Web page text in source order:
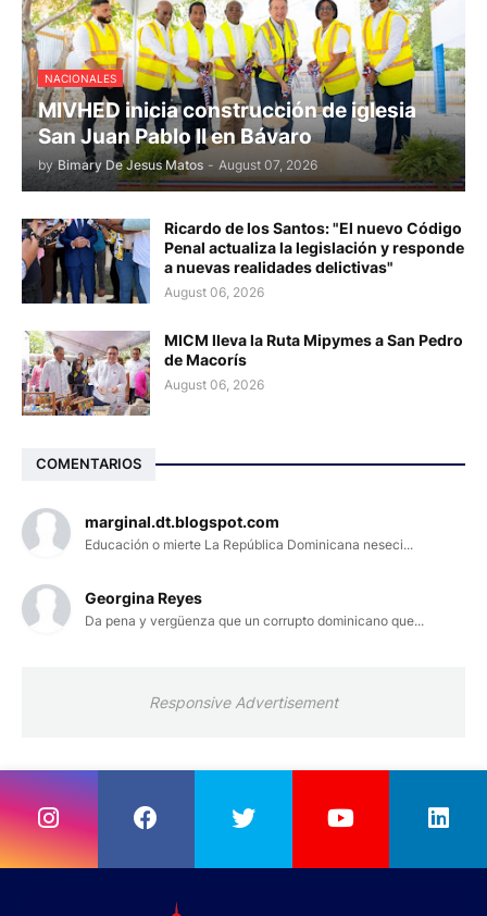
NACIONALES
MIVHED inicia construcción de iglesia
San Juan Pablo II en Bávaro
by Bimary De Jesus Matos - August 07, 2026
Ricardo de los Santos: "El nuevo Código
Penal actualiza la legislación y responde
a nuevas realidades delictivas"
August 06, 2026
MICM lleva la Ruta Mipymes a San Pedro
de Macorís
August 06, 2026
COMENTARIOS
marginal.dt.blogspot.com
Educación o mierte La República Dominicana neseci...
Georgina Reyes
Da pena y vergüenza que un corrupto dominicano que...
Responsive Advertisement